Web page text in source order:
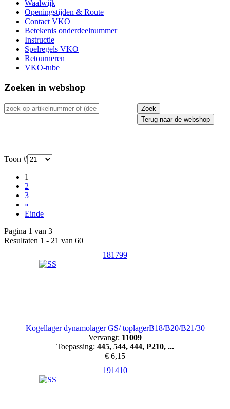
Waalwijk
Openingstijden & Route
Contact VKO
Betekenis onderdeelnummer
Instructie
Spelregels VKO
Retourneren
VKO-tube
Zoeken in webshop
Terug naar de webshop
Toon #
1
2
3
»
Einde
Pagina 1 van 3
Resultaten 1 - 21 van 60
181799
Kogellager dynamolager GS/ toplagerB18/B20/B21/30
Vervangt: 11009
Toepassing: 445, 544, 444, P210, ...
€ 6,15
191410